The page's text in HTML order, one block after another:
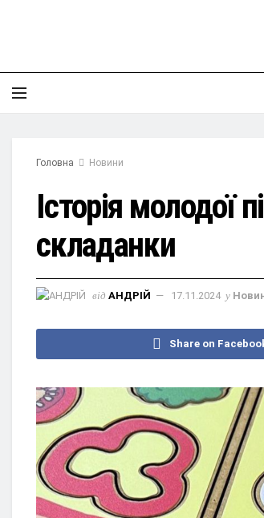
Головна Новини
Історія молодої
складанки
від АНДРІЙ 17.11.2024 у
Share on